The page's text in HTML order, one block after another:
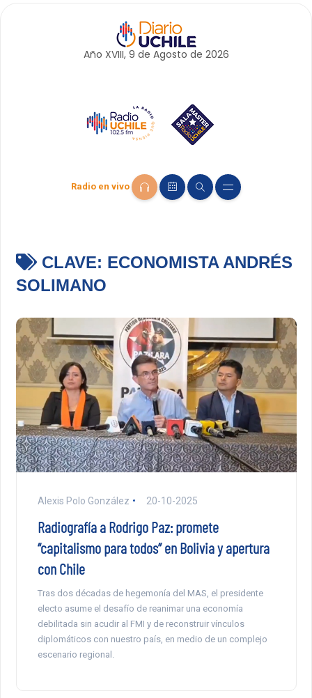
Año XVIII, 9 de Agosto de 2026
Radio en vivo
CLAVE: ECONOMISTA ANDRÉS
SOLIMANO
Alexis Polo González 20-10-2025
Radiografía a Rodrigo Paz: promete
“capitalismo para todos” en Bolivia y apertura
con Chile
Tras dos décadas de hegemonía del MAS, el presidente
electo asume el desafío de reanimar una economía
debilitada sin acudir al FMI y de reconstruir vínculos
diplomáticos con nuestro país, en medio de un complejo
escenario regional.